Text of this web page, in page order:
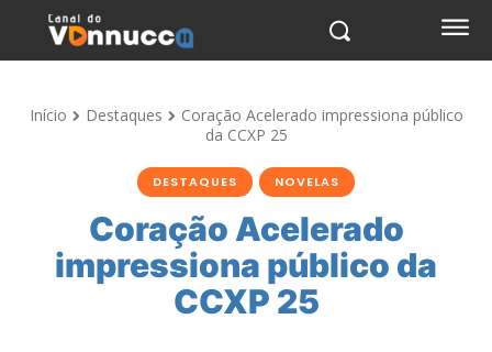
Início Destaques
Coração Acelerado impressiona público
da CCXP 25
DESTAQUES NOVELAS
Coração Acelerado
impressiona público da
CCXP 25